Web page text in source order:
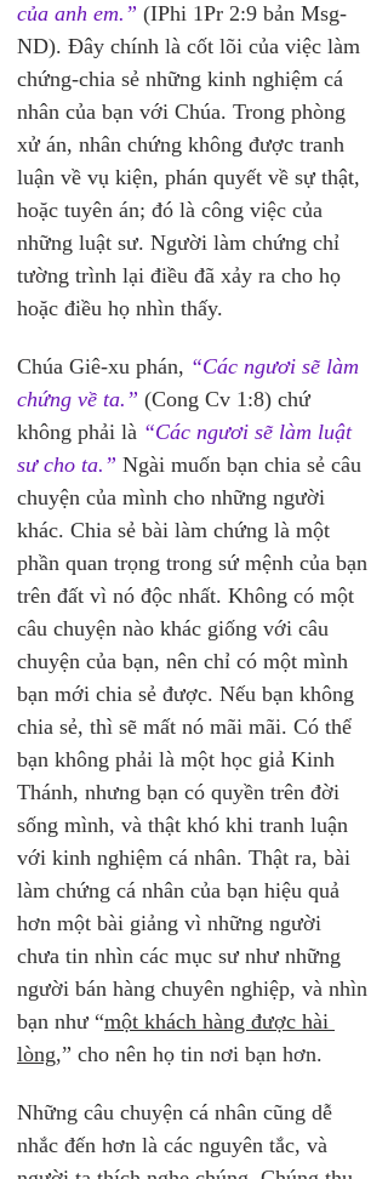
của anh em.” (IPhi 1Pr 2:9 bản Msg-
ND). Đây chính là cốt lõi của việc làm
chứng-chia sẻ những kinh nghiệm cá
nhân của bạn với Chúa. Trong phòng
xử án, nhân chứng không được tranh
luận về vụ kiện, phán quyết về sự thật,
hoặc tuyên án; đó là công việc của
những luật sư. Người làm chứng chỉ
tường trình lại điều đã xảy ra cho họ
hoặc điều họ nhìn thấy.
Chúa Giê-xu phán, “Các ngươi sẽ làm
chứng về ta.” (Cong Cv 1:8) chứ
không phải là “Các ngươi sẽ làm luật
sư cho ta.” Ngài muốn bạn chia sẻ câu
chuyện của mình cho những người
khác. Chia sẻ bài làm chứng là một
phần quan trọng trong sứ mệnh của bạn
trên đất vì nó độc nhất. Không có một
câu chuyện nào khác giống với câu
chuyện của bạn, nên chỉ có một mình
bạn mới chia sẻ được. Nếu bạn không
chia sẻ, thì sẽ mất nó mãi mãi. Có thể
bạn không phải là một học giả Kinh
Thánh, nhưng bạn có quyền trên đời
sống mình, và thật khó khi tranh luận
với kinh nghiệm cá nhân. Thật ra, bài
làm chứng cá nhân của bạn hiệu quả
hơn một bài giảng vì những người
chưa tin nhìn các mục sư như những
người bán hàng chuyên nghiệp, và nhìn
bạn như “một khách hàng được hài
lòng,” cho nên họ tin nơi bạn hơn.
Những câu chuyện cá nhân cũng dễ
nhắc đến hơn là các nguyên tắc, và